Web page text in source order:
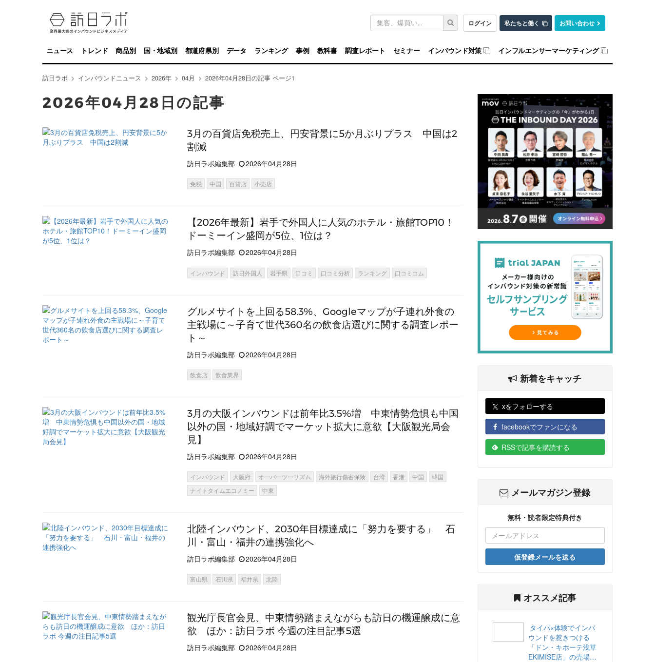
ログイン 私たちと働く お問い合わせ
キ
ワ
ド
検
索
ニュース トレンド 商品別 国・地域別 都道府県別 データ ランキング 事例 教科書 調査レポート セミナー インバウンド対策 インフルエンサーマーケティング
訪日ラボ インバウンドニュース 2026年 04月 2026年04月28日の記事 ページ1
2026年04月28日の記事
3月の百貨店免税売上、円安背景に5か月ぶりプラス 中国は2
割減
訪日ラボ編集部 2026年04月28日
免税 中国 百貨店 小売店
【2026年最新】岩手で外国人に人気のホテル・旅館TOP10！
ドーミーイン盛岡が5位、1位は？
訪日ラボ編集部 2026年04月28日
インバウンド 訪日外国人 岩手県 口コミ 口コミ分析 ランキング 口コミコム
グルメサイトを上回る58.3%、Googleマップが子連れ外食の
主戦場に～子育て世代360名の飲食店選びに関する調査レポー
ト～
訪日ラボ編集部 2026年04月28日
飲食店 飲食業界
3月の大阪インバウンドは前年比3.5%増 中東情勢危惧も中国
以外の国・地域好調でマーケット拡大に意欲【大阪観光局会
見】
訪日ラボ編集部 2026年04月28日
インバウンド 大阪府 オーバーツーリズム 海外旅行傷害保険 台湾 香港 中国
韓国
ナイトタイムエコノミー
中東
北陸インバウンド、2030年目標達成に「努力を要する」 石
川・富山・福井の連携強化へ
訪日ラボ編集部 2026年04月28日
富山県 石川県 福井県 北陸
観光庁長官会見、中東情勢踏まえながらも訪日の機運醸成に意
欲 ほか：訪日ラボ 今週の注目記事5選
訪日ラボ編集部 2026年04月28日
新着をキャッチ
xをフォローする
facebookでファンになる
RSSで記事を購読する
メールマガジン登録
無料・読者限定特典付き
仮登録メールを送る
オススメ記事
タイパ×体験でインバ
ウンドを惹きつける
「ドン・キホーテ浅草
EKIMISE店」の売場づ